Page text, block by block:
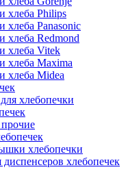
хлеба Philips
Panasonic
Redmond
хлеба Vitek
хлеба Maxima
хлеба Midea
хлебопечки
прочие
хлебопечки
хлебопечек